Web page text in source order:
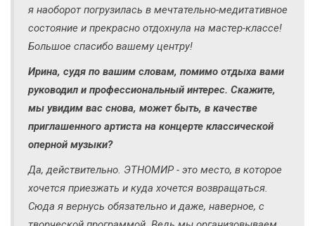
я наоборот погрузилась в мечтательно-медитативное
состояние и прекрасно отдохнула на мастер-классе!
Большое спасибо вашему центру!
Ирина, судя по вашим словам, помимо отдыха вами
руководил и профессиональный интерес. Скажите,
мы увидим вас снова, может быть, в качестве
приглашенного артиста на концерте классической
оперной музыки?
Да, действительно. ЭТНОМИР - это место, в которое
хочется приезжать и куда хочется возвращаться.
Сюда я вернусь обязательно и даже, наверное, с